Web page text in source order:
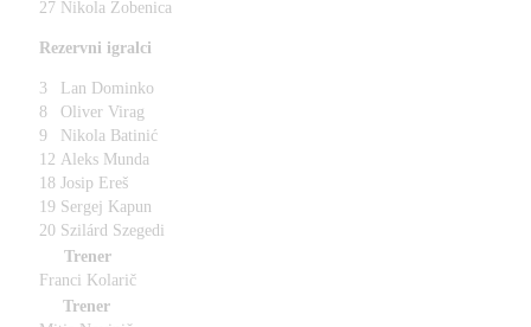
27 Nikola Zobenica
Rezervni igralci
3
Lan Dominko
8
Oliver Virag
9
Nikola Batinić
12 Aleks Munda
18 Josip Ereš
19 Sergej Kapun
20 Szilárd Szegedi
Trener
Franci Kolarič
Trener